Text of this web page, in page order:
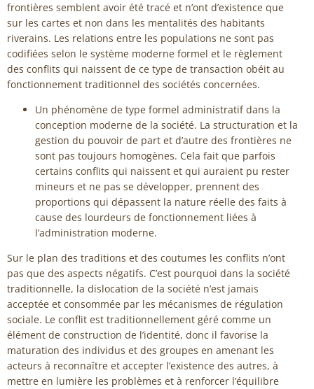
frontières semblent avoir été tracé et n’ont d’existence que
sur les cartes et non dans les mentalités des habitants
riverains. Les relations entre les populations ne sont pas
codifiées selon le système moderne formel et le règlement
des conflits qui naissent de ce type de transaction obéit au
fonctionnement traditionnel des sociétés concernées.
Un phénomène de type formel administratif dans la
conception moderne de la société. La structuration et la
gestion du pouvoir de part et d’autre des frontières ne
sont pas toujours homogènes. Cela fait que parfois
certains conflits qui naissent et qui auraient pu rester
mineurs et ne pas se développer, prennent des
proportions qui dépassent la nature réelle des faits à
cause des lourdeurs de fonctionnement liées à
l’administration moderne.
Sur le plan des traditions et des coutumes les conflits n’ont
pas que des aspects négatifs. C’est pourquoi dans la société
traditionnelle, la dislocation de la société n’est jamais
acceptée et consommée par les mécanismes de régulation
sociale. Le conflit est traditionnellement géré comme un
élément de construction de l’identité, donc il favorise la
maturation des individus et des groupes en amenant les
acteurs à reconnaître et accepter l’existence des autres, à
mettre en lumière les problèmes et à renforcer l’équilibre